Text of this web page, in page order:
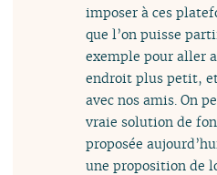
imposer à ces
que l’on puisse
exemple pour aller
endroit plus petit,
avec nos amis. On
vraie solution de
proposée
une proposition de